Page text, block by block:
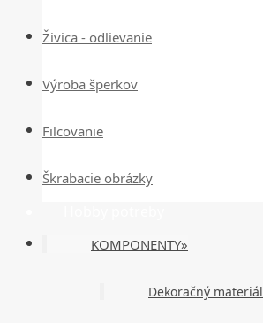
Živica - odlievanie
Výroba šperkov
Filcovanie
Škrabacie obrázky
KOMPONENTY»
Dekoračný materiál